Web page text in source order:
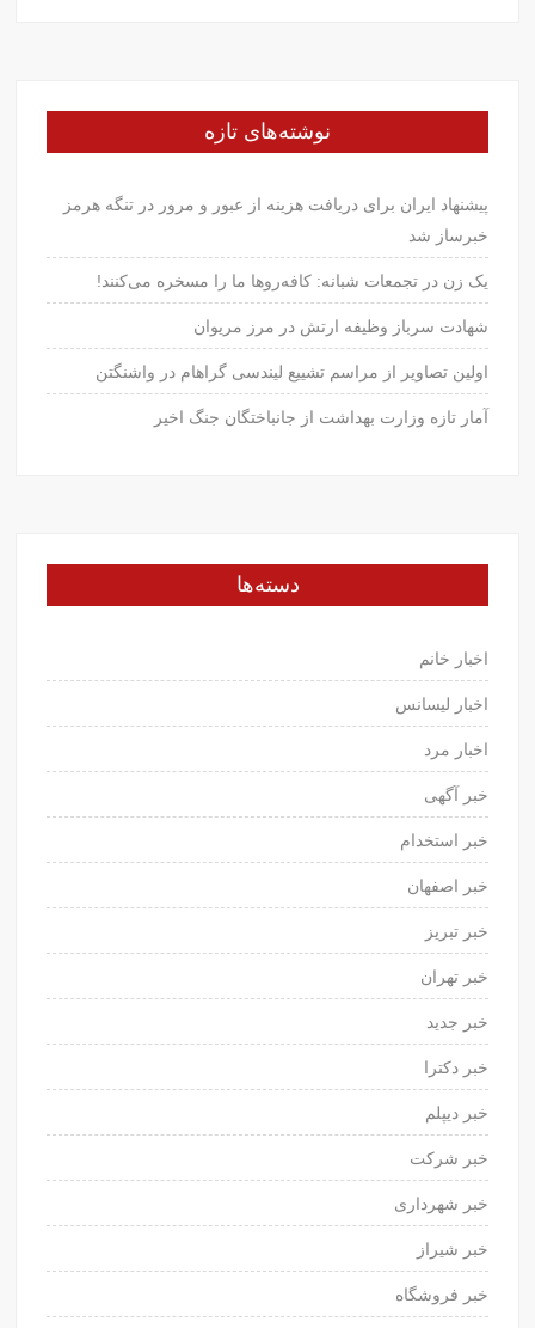
نوشته‌های تازه
پیشنهاد ایران برای دریافت هزینه از عبور و مرور در تنگه هرمز
خبرساز شد
یک زن در تجمعات شبانه: کافه‌روها ما را مسخره می‌کنند!
شهادت سرباز وظیفه ارتش در مرز مریوان
اولین تصاویر از مراسم تشییع لیندسی گراهام در واشنگتن
آمار تازه وزارت بهداشت از جانباختگان جنگ اخیر
دسته‌ها
اخبار خانم
اخبار لیسانس
اخبار مرد
خبر آگهی
خبر استخدام
خبر اصفهان
خبر تبریز
خبر تهران
خبر جدید
خبر دکترا
خبر دیپلم
خبر شرکت
خبر شهرداری
خبر شیراز
خبر فروشگاه